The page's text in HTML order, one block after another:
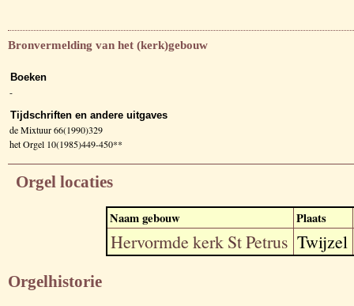
Bronvermelding van het (kerk)gebouw
Boeken
-
Tijdschriften en andere uitgaves
de Mixtuur 66(1990)329
het Orgel 10(1985)449-450**
Orgel locaties
Naam gebouw Plaats
Hervormde kerk St Petrus Twijzel
Orgelhistorie